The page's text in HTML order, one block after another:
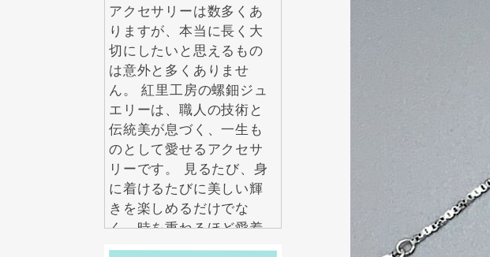
アクセサリーは数多くあ
りますが、本当に長く大
切にしたいと思えるもの
は意外と多くありませ
ん。 紅里工房の螺鈿ジュ
エリーは、職人の技術と
伝統美が息づく、一生も
のとして愛せるアクセサ
リーです。 見るたび、身
に着けるたびに美しい輝
きを楽しめるだけでな
く、時を重ねるほど愛着
も深まります。 毎日の自